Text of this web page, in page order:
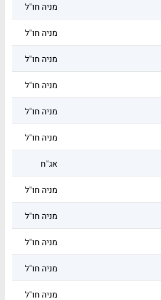
מניה חו"ל
מניה חו"ל
מניה חו"ל
מניה חו"ל
מניה חו"ל
מניה חו"ל
אג"ח
מניה חו"ל
מניה חו"ל
מניה חו"ל
מניה חו"ל
מניה חו"ל